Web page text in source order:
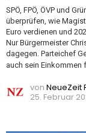
SPÖ, FPÖ, ÖVP und
überprüfen, wie
Euro verdienen und
Nur Bürgermeister
dagegen. Parteichef
auch sein Einkommen
von NeueZeit
25. Februar